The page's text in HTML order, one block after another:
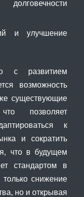
и улучшение
с развитием
возможность
существующие
позволяет
к
и сократить
что в будущем
стандартом в
снижение
но и открывая